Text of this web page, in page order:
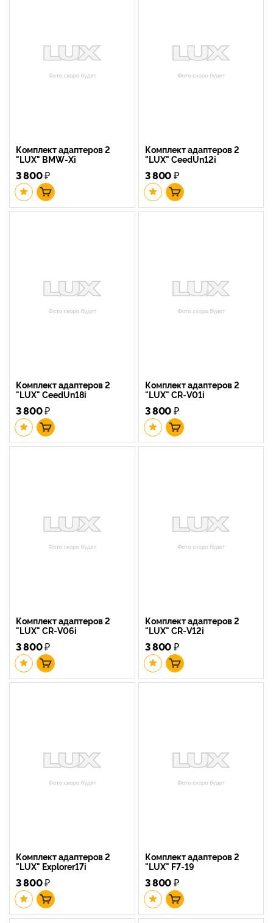
Комплект адаптеров 2
"LUX" BMW-Xi
3 800₽
Комплект адаптеров 2
"LUX" CeedUn12i
3 800₽
Комплект адаптеров 2
"LUX" CeedUn18i
3 800₽
Комплект адаптеров 2
"LUX" CR-V01i
3 800₽
Комплект адаптеров 2
"LUX" CR-V06i
3 800₽
Комплект адаптеров 2
"LUX" CR-V12i
3 800₽
Комплект адаптеров 2
"LUX" Explorer17i
3 800₽
Комплект адаптеров 2
"LUX" F7-19
3 800₽